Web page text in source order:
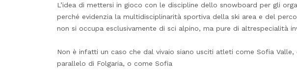
L’idea di mettersi in gioco con le discipline dello snowboard per gli
perché evidenzia la multidisciplinarità sportiva della ski area e del
non si occupa esclusivamente di sci alpino, ma pure di altrespecialità
Non è infatti un caso che dal vivaio siano usciti atleti come Sofia
parallelo di Folgaria, o come Sofia